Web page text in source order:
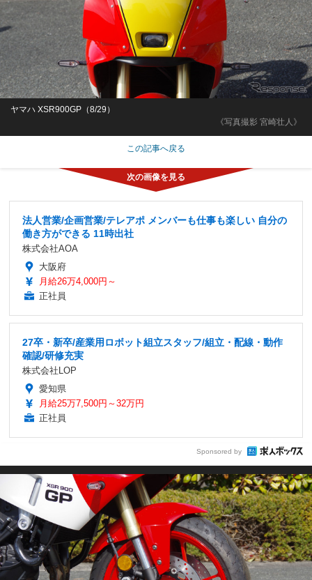
《写真撮影 宮崎壮人》
ヤマハ XSR900GP（8/29）
この記事へ戻る
法人営業/企画営業/テレアポ メンバーも仕事も楽しい 自分の
働き方ができる 11時出社
株式会社AOA
大阪府
月給26万4,000円～
正社員
27卒・新卒/産業用ロボット組立スタッフ/組立・配線・動作
確認/研修充実
株式会社LOP
愛知県
月給25万7,500円～32万円
正社員
Sponsored by